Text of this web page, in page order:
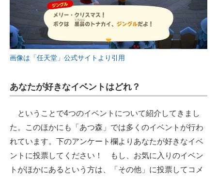
画像は「任天堂」公式サイトより引用
あなたが好きなイベントはどれ？
ということで4つのイベントについて紹介してきまし
た。このほかにも「あつ森」では多くのイベントが行わ
れています。下のアンケート欄よりあなたが好きなイベ
ントに投票してください！ もし、お気に入りのイベン
トがほかにあるという方は、「その他」に投票してコメ